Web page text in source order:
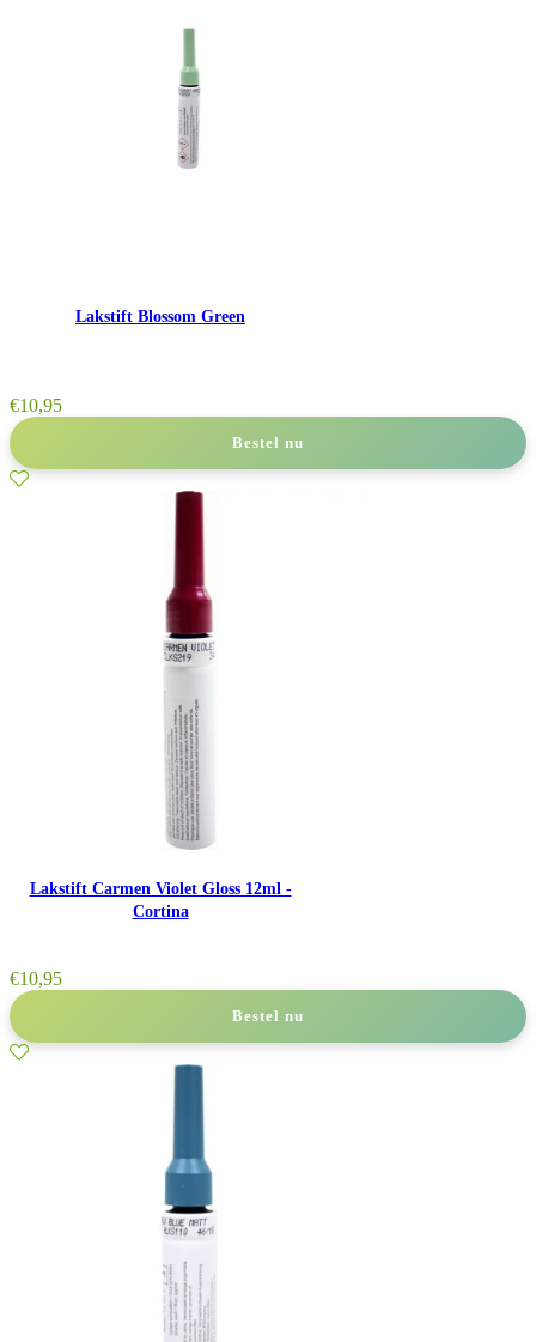
Lakstift Blossom Green
€10,95
Bestel nu
Lakstift Carmen Violet Gloss 12ml -
Cortina
€10,95
Bestel nu